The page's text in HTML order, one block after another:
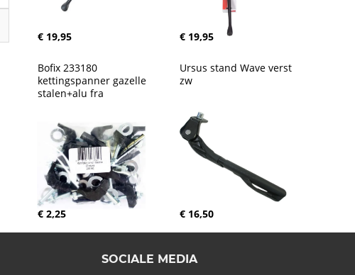
€ 19,95 € 19,95
Bofix 233180
kettingspanner gazelle
stalen+alu fra
€ 2,25
Ursus stand Wave verst
zw
€ 16,50
SOCIALE MEDIA